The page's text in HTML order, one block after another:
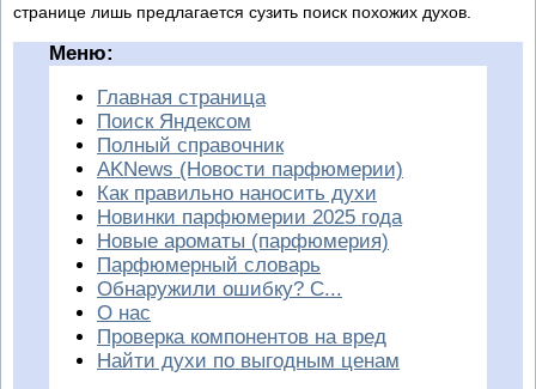
странице лишь предлагается сузить поиск похожих духов.
Меню:
Главная страница
Поиск Яндексом
Полный справочник
AKNews (Новости парфюмерии)
Как правильно наносить духи
Новинки парфюмерии 2025 года
Новые ароматы (парфюмерия)
Парфюмерный словарь
Обнаружили ошибку? С...
О нас
Проверка компонентов на вред
Найти духи по выгодным ценам